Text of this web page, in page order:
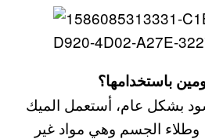
باستخدامها؟
بشكل عام، أستعمل الميك
الجسم وهي مواد غير